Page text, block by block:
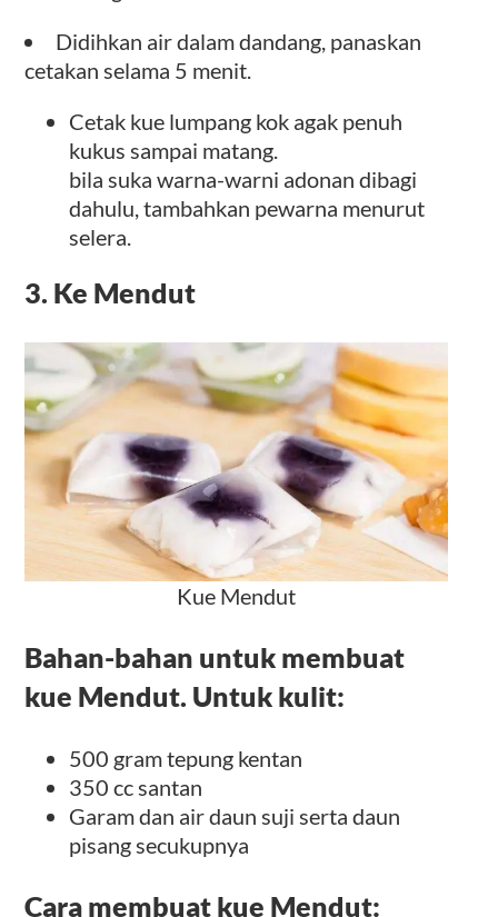
Didihkan air dalam dandang, panaskan
cetakan selama 5 menit.
Cetak kue lumpang kok agak penuh
kukus sampai matang.
bila suka warna-warni adonan dibagi
dahulu, tambahkan pewarna menurut
selera.
3. Ke Mendut
Kue Mendut
Bahan-bahan untuk membuat
kue Mendut. Untuk kulit:
500 gram tepung kentan
350 cc santan
Garam dan air daun suji serta daun
pisang secukupnya
Cara membuat kue Mendut: